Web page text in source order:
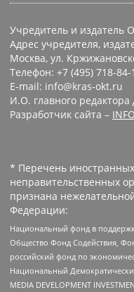
Учредитель и издатель
Адрес учредителя,
Москва, ул.
Телефон: +7 (495) 718-84-
E-mail: info@kras-okt.ru
И.О. главного
Разработчик сайта –
* Перечень
неправительственных
признана
Федерации:
Национальный фонд в
Общество Фонд Содействия,
российский фонд по
Национальный
MEDIA DEVELOPMENT